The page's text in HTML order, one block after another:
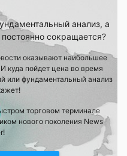
анализ, а
сокращается?
оказывают наибольшее
куда пойдет цена во время
или фундаментальный анализ
торговом терминале
нового поколения News